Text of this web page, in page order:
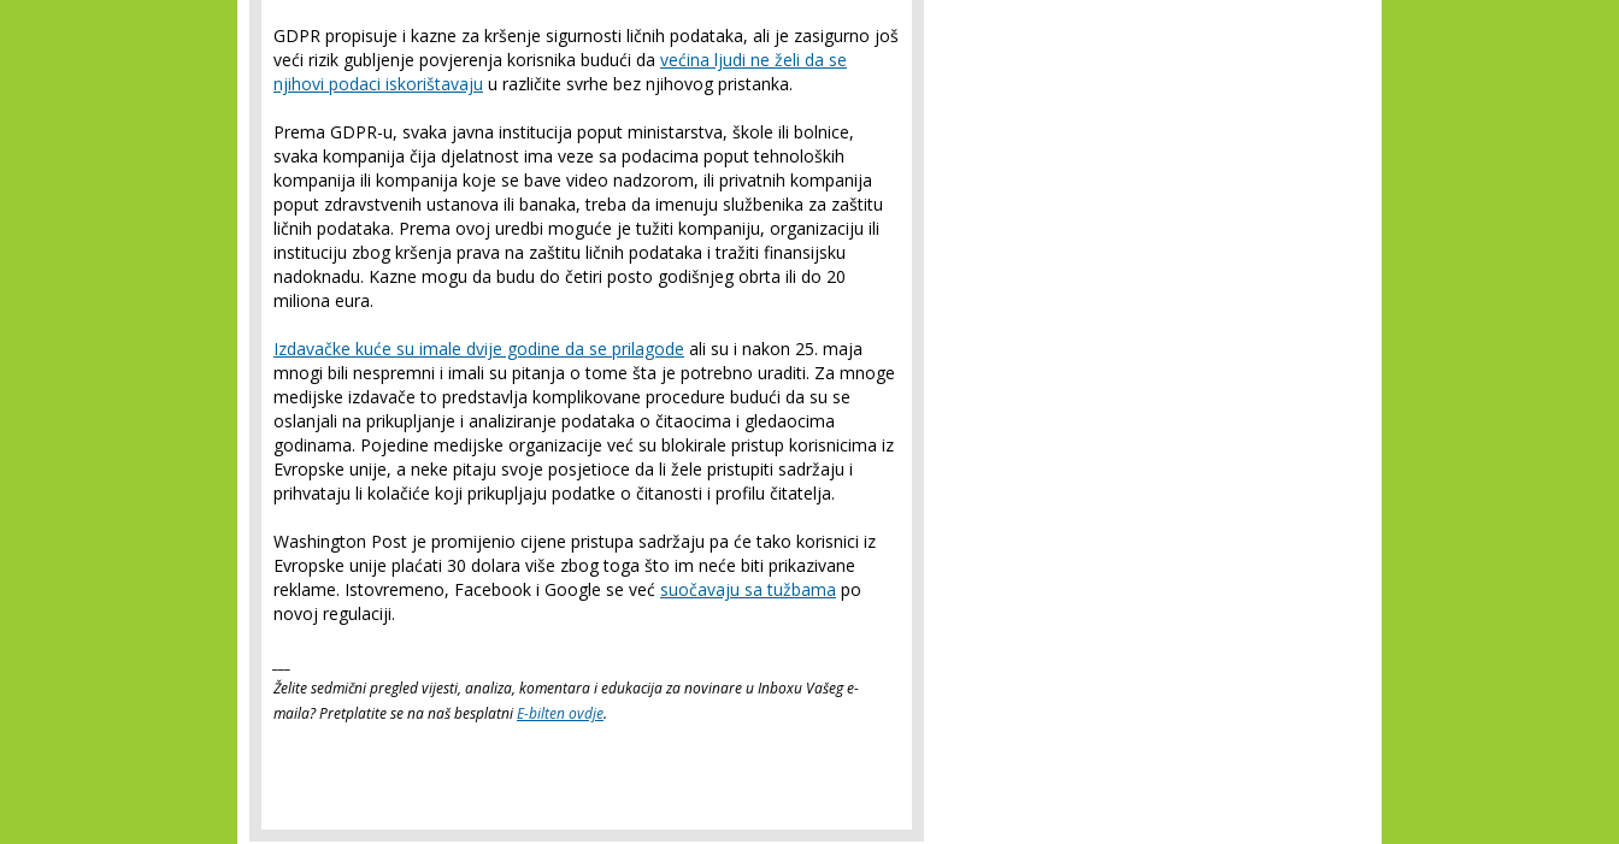
GDPR propisuje i kazne za kršenje sigurnosti ličnih podataka, ali je zasigurno još
veći rizik gubljenje povjerenja korisnika budući da većina ljudi ne želi da se
njihovi podaci iskorištavaju u različite svrhe bez njihovog pristanka.
Prema GDPR-u, svaka javna institucija poput ministarstva, škole ili bolnice,
svaka kompanija čija djelatnost ima veze sa podacima poput tehnoloških
kompanija ili kompanija koje se bave video nadzorom, ili privatnih kompanija
poput zdravstvenih ustanova ili banaka, treba da imenuju službenika za zaštitu
ličnih podataka. Prema ovoj uredbi moguće je tužiti kompaniju, organizaciju ili
instituciju zbog kršenja prava na zaštitu ličnih podataka i tražiti finansijsku
nadoknadu. Kazne mogu da budu do četiri posto godišnjeg obrta ili do 20
miliona eura.
Izdavačke kuće su imale dvije godine da se prilagode ali su i nakon 25. maja
mnogi bili nespremni i imali su pitanja o tome šta je potrebno uraditi. Za mnoge
medijske izdavače to predstavlja komplikovane procedure budući da su se
oslanjali na prikupljanje i analiziranje podataka o čitaocima i gledaocima
godinama. Pojedine medijske organizacije već su blokirale pristup korisnicima iz
Evropske unije, a neke pitaju svoje posjetioce da li žele pristupiti sadržaju i
prihvataju li kolačiće koji prikupljaju podatke o čitanosti i profilu čitatelja.
Washington Post je promijenio cijene pristupa sadržaju pa će tako korisnici iz
Evropske unije plaćati 30 dolara više zbog toga što im neće biti prikazivane
reklame. Istovremeno, Facebook i Google se već suočavaju sa tužbama po
novoj regulaciji.
Želite sedmični pregled vijesti, analiza, komentara i edukacija za novinare u Inboxu Vašeg e-
maila? Pretplatite se na naš besplatniE-bilten ovdje.